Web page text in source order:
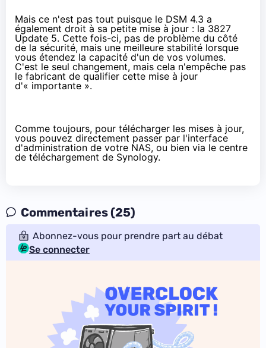
Mais ce n'est pas tout puisque le DSM 4.3 a
également droit à sa petite mise à jour : la 3827
Update 5. Cette fois-ci, pas de problème du côté
de la sécurité, mais une meilleure stabilité lorsque
vous étendez la capacité d'un de vos volumes.
C'est le seul changement, mais cela n'empêche pas
le fabricant de qualifier cette mise à jour
d'« importante ».
Comme toujours, pour télécharger les mises à jour,
vous pouvez directement passer par l'interface
d'administration de votre NAS, ou bien via le centre
de téléchargement de Synology.
Commentaires (25)
Abonnez-vous pour prendre part au débat
Se connecter